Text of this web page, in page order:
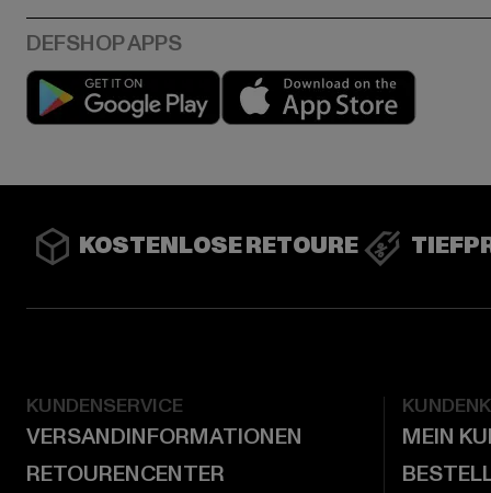
Play market
KOSTENLOSE RETOURE
KUNDENSERVICE
VERSANDINFORMATIONEN
RETOURENCENTER
MEIN